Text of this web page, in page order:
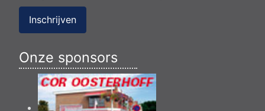
Inschrijven
Onze sponsors